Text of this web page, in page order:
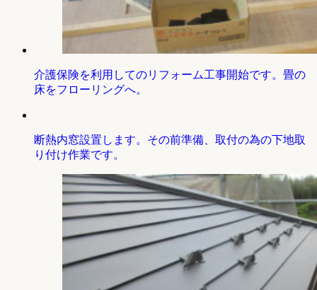
介護保険を利用してのリフォーム工事開始です。畳の
床をフローリングへ。
断熱内窓設置します。その前準備、取付の為の下地取
り付け作業です。